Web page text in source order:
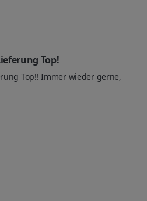
Top!
Top!! Immer wieder gerne,